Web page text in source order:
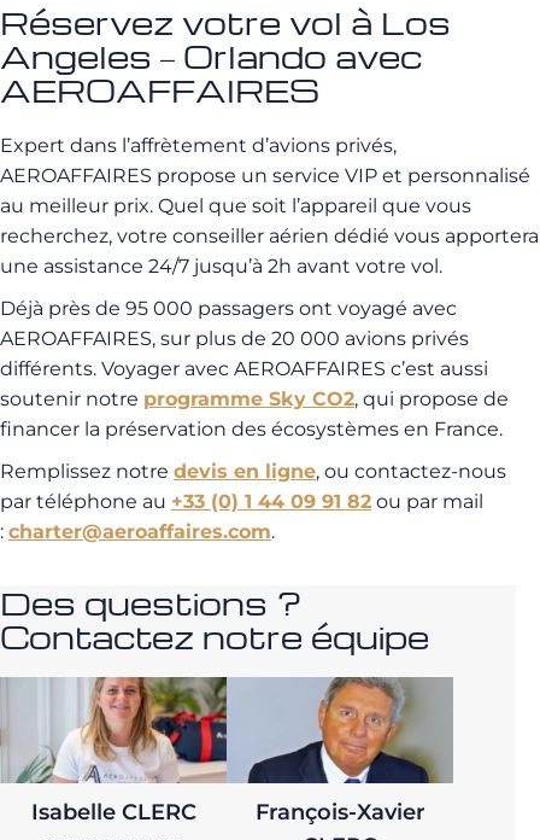
Réservez votre vol à Los
Angeles – Orlando avec
AEROAFFAIRES
Expert dans l’affrètement d’avions privés,
AEROAFFAIRES propose un service VIP et personnalisé
au meilleur prix. Quel que soit l’appareil que vous
recherchez, votre conseiller aérien dédié vous apportera
une assistance 24/7 jusqu’à 2h avant votre vol.
Déjà près de 95 000 passagers ont voyagé avec
AEROAFFAIRES, sur plus de 20 000 avions privés
différents. Voyager avec AEROAFFAIRES c’est aussi
soutenir notre programme Sky CO2, qui propose de
financer la préservation des écosystèmes en France.
Remplissez notre devis en ligne, ou contactez-nous
par téléphone au +33 (0) 1 44 09 91 82 ou par mail
: charter@aeroaffaires.com.
Des questions ?
Contactez notre équipe
Isabelle CLERC
François-Xavier